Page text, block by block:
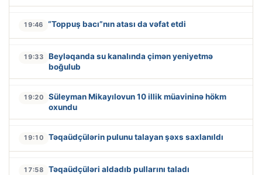
19:46 “Toppuş bacı”nın atası da vəfat etdi
19:33
Beyləqanda su kanalında çimən yeniyetmə
boğulub
19:20
Süleyman Mikayılovun 10 illik müavininə hökm
oxundu
19:10 Təqaüdçülərin pulunu talayan şəxs saxlanıldı
17:58 Təqaüdçüləri aldadıb pullarını taladı